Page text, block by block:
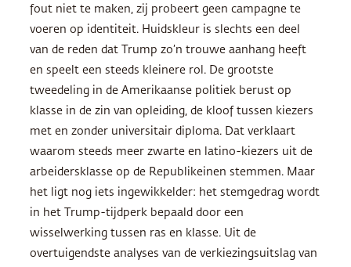
fout niet te maken, zij probeert geen campagne te
voeren op identiteit. Huidskleur is slechts een deel
van de reden dat Trump zo’n trouwe aanhang heeft
en speelt een steeds kleinere rol. De grootste
tweedeling in de Amerikaanse politiek berust op
klasse in de zin van opleiding, de kloof tussen kiezers
met en zonder universitair diploma. Dat verklaart
waarom steeds meer zwarte en latino-kiezers uit de
arbeidersklasse op de Republikeinen stemmen. Maar
het ligt nog iets ingewikkelder: het stemgedrag wordt
in het Trump-tijdperk bepaald door een
wisselwerking tussen ras en klasse. Uit de
overtuigendste analyses van de verkiezingsuitslag van